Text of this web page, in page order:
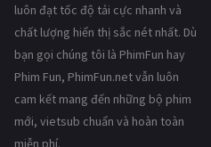
luôn đạt tốc độ tải cực nhanh và
chất lượng hiển thị sắc nét nhất. Dù
bạn gọi chúng tôi là PhimFun hay
Phim Fun, PhimFun.net vẫn luôn
cam kết mang đến những bộ phim
mới, vietsub chuẩn và hoàn toàn
miễn phí.